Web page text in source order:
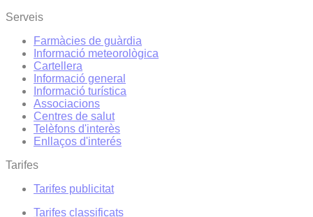
Serveis
Farmàcies de guàrdia
Informació meteorològica
Cartellera
Informació general
Informació turística
Associacions
Centres de salut
Telèfons d'interès
Enllaços d'interés
Tarifes
Tarifes publicitat
Tarifes classificats